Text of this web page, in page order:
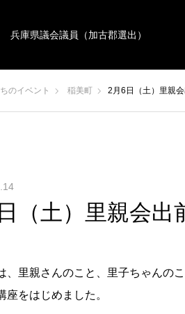
兵庫県議会議員（加古郡選出）
のイベント 稲美町 2月6日（土）里親
（土）里親会出
、里親さんのこと、里子ちゃんの
座をはじめました。